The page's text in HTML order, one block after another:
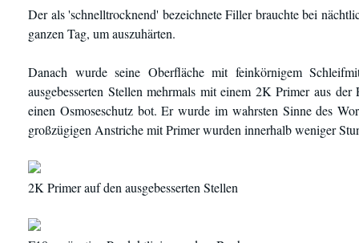
Der als 'schnelltrocknend' bezeichnete Filler brauchte bei
ganzen Tag, um auszuhärten.
Danach wurde seine Oberfläche mit feinkörnigem
ausgebesserten Stellen mehrmals mit einem 2K Primer aus
einen Osmoseschutz bot. Er wurde im wahrsten Sinne des
großzügigen Anstriche mit Primer wurden innerhalb weniger
2K Primer auf den ausgebesserten Stellen